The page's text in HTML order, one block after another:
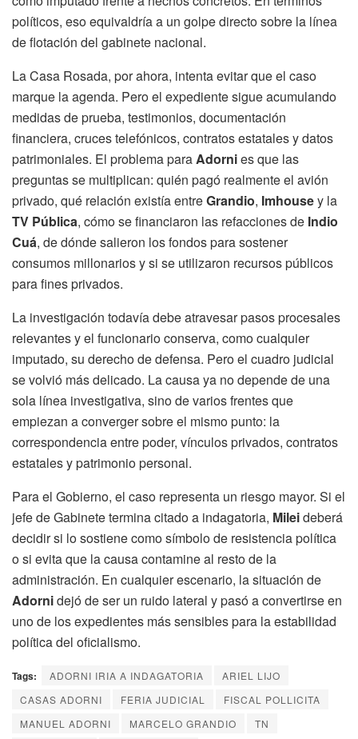
políticos, eso equivaldría a un golpe directo sobre la línea
de flotación del gabinete nacional.
La Casa Rosada, por ahora, intenta evitar que el caso
marque la agenda. Pero el expediente sigue acumulando
medidas de prueba, testimonios, documentación
financiera, cruces telefónicos, contratos estatales y datos
patrimoniales. El problema paraAdornies que las
preguntas se multiplican: quién pagó realmente el avión
privado, qué relación existía entreGrandio, Imhousey la
TV Pública, cómo se financiaron las refacciones de Indio
Cuá, de dónde salieron los fondos para sostener
consumos millonarios y si se utilizaron recursos públicos
para fines privados.
La investigación todavía debe atravesar pasos procesales
relevantes y el funcionario conserva, como cualquier
imputado, su derecho de defensa. Pero el cuadro judicial
se volvió más delicado. La causa ya no depende de una
sola línea investigativa, sino de varios frentes que
empiezan a converger sobre el mismo punto: la
correspondencia entre poder, vínculos privados, contratos
estatales y patrimonio personal.
Para el Gobierno, el caso representa un riesgo mayor. Si el
jefe de Gabinete termina citado a indagatoria, Mileideberá
decidir si lo sostiene como símbolo de resistencia política
o si evita que la causa contamine al resto de la
administración. En cualquier escenario, la situación de
Adornidejó de ser un ruido lateral y pasó a convertirse en
uno de los expedientes más sensibles para la estabilidad
política del oficialismo.
Tags: ADORNI IRIA A INDAGATORIA
ARIEL LIJO
CASAS ADORNI
FERIA JUDICIAL
FISCAL POLLICITA
MANUEL ADORNI
MARCELO GRANDIO
TN